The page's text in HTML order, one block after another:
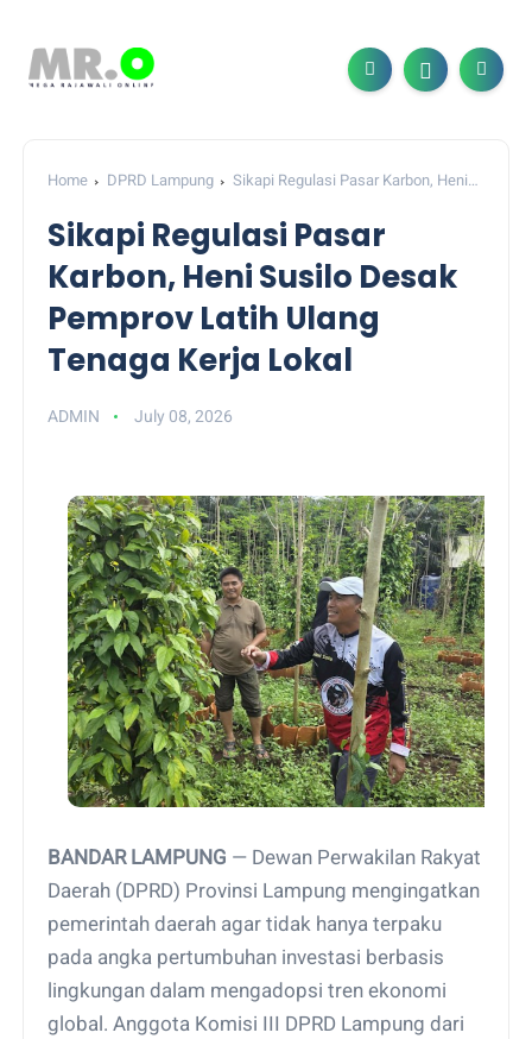
Home DPRD Lampung
Sikapi Regulasi Pasar Karbon, Heni
Sikapi Regulasi Pasar
Karbon, Heni Susilo Desak
Pemprov Latih Ulang
Tenaga Kerja Lokal
ADMIN July 08, 2026
BANDAR LAMPUNG — Dewan Perwakilan Rakyat
Daerah (DPRD) Provinsi Lampung mengingatkan
pemerintah daerah agar tidak hanya terpaku
pada angka pertumbuhan investasi berbasis
lingkungan dalam mengadopsi tren ekonomi
global. Anggota Komisi III DPRD Lampung dari